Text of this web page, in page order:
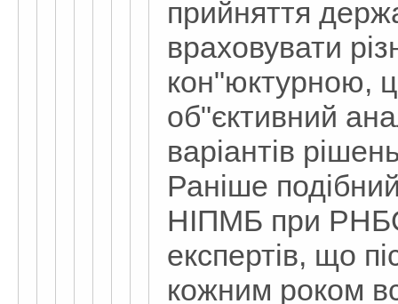
прийняття
враховувати
кон"юктурною,
об"єктивний
варіантів
Раніше
НІПМБ при
експертів, що
кожним роком